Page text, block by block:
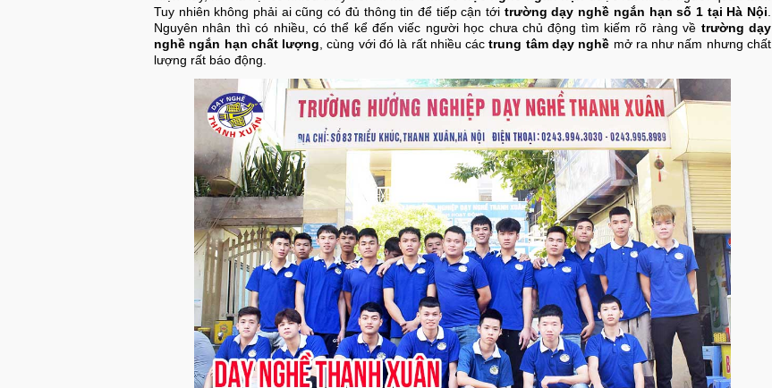
Tuy nhiên không phải ai cũng có đủ thông tin để tiếp cận tới trường dạy nghề ngắn hạn số 1 tại Hà Nội
Nguyên nhân thì có nhiều, có thể kể đến viếc người học chưa chủ động tìm kiếm rõ ràng về trường dạy
nghề ngắn hạn chất lượng , cùng với đó là rất nhiều cáctrung tâm dạy nghề mở ra như nấm nhưng chất
lượng rất báo động.